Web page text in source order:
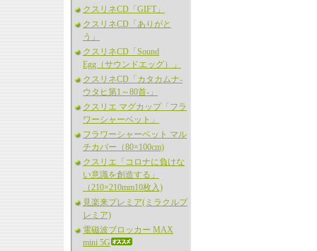
クスリネCD「GIFT」
クスリネCD「ありがと
う」
クスリネCD「Sound
Egg（サウンドエッグ）」
クスリネCD「カタカムナ-
ウタヒ第1～80首-」
クスリエ マグカップ「フラ
ワーシャーベット」
フラワーシャーベット マル
チカバー（80×100cm)
クスリエ「コロナに負けな
い意識を創造する」
（210×210mm10枚入)
見楽来プレミア(ミラクルプ
レミア)
電磁波ブロッカー MAX
mini 5G